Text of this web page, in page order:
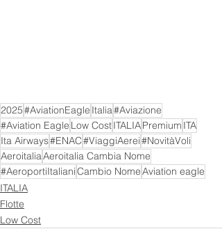
2025#AviationEagle Italia#Aviazione
#Aviation Eagle Low CostITALIAPremium ITA
Ita Airways#ENAC#ViaggiAerei#NovitàVoli
AeroitaliaAeroitalia Cambia Nome
#AeroportiItalianiCambio NomeAviation eagle
ITALIA
Flotte
Low Cost